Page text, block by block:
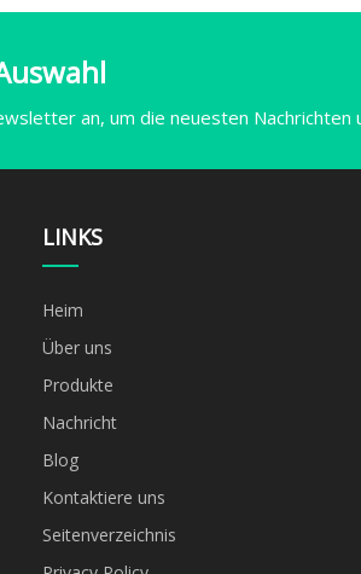
an, um die neuesten Nachrichten
LINKS
Heim
Über uns
Produkte
Nachricht
Blog
Kontaktiere uns
Seitenverzeichnis